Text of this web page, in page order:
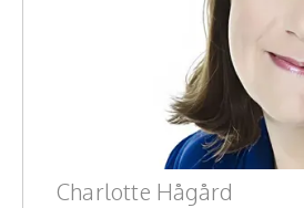
Charlotte Hågård